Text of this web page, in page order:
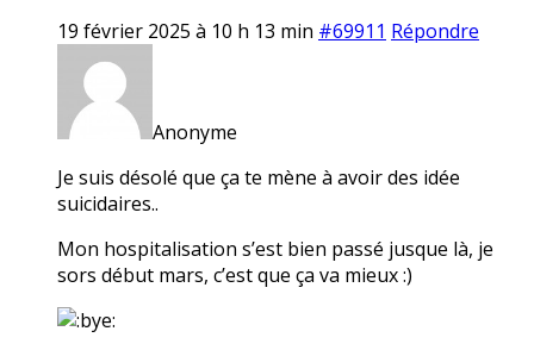
19 février 2025 à 10 h 13 min #69911 Répondre
Anonyme
Je suis désolé que ça te mène à avoir des idée
suicidaires..
Mon hospitalisation s’est bien passé jusque là, je
sors début mars, c’est que ça va mieux :)